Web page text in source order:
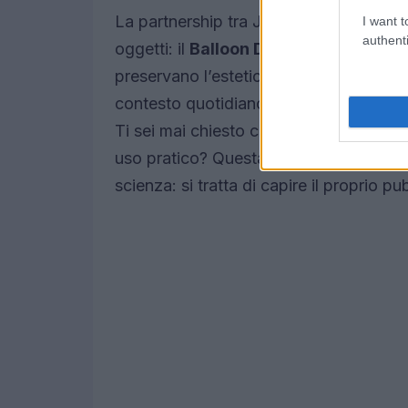
I want
La partnership tra Jeff Koons e
oggetti: il Balloon Dog Speaker e la
preservano l’estetica distintiva della
contesto quotidiano, rendendo l’arte
Ti sei mai chiesto come il marketing
uso pratico? Questa strategia è un
scienza: si tratta di capire il proprio